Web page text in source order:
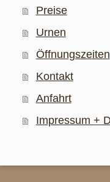
Preise
Urnen
Öffnungszeiten
Kontakt
Anfahrt
Impressum +